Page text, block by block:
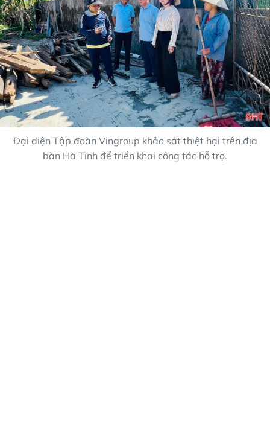
Đại diện Tập đoàn Vingroup khảo sát thiệt hại trên địa
bàn Hà Tĩnh để triển khai công tác hỗ trợ.